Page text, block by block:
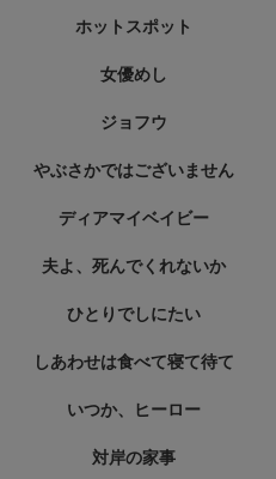
ホットスポット
女優めし
ジョフウ
やぶさかではございません
ディアマイベイビー
夫よ、死んでくれないか
ひとりでしにたい
しあわせは食べて寝て待て
いつか、ヒーロー
対岸の家事